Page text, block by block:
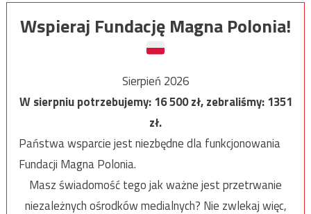
Wspieraj Fundację Magna Polonia!
Sierpień 2026
W sierpniu potrzebujemy:16 500zł, zebraliśmy:1351
zł.
Państwa wsparcie jest niezbędne dla funkcjonowania
Fundacji Magna Polonia.
Masz świadomość tego jak ważne jest przetrwanie
niezależnych ośrodków medialnych? Nie zwlekaj więc,